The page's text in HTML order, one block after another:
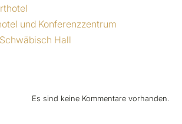
und Konferenzzentrum
Hall
Es sind keine Kommentare vorhanden.